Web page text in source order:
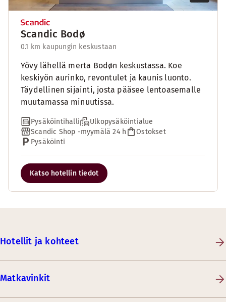
Scandic Bodø
0.1 km kaupungin keskustaan
Yövy lähellä merta Bodøn keskustassa. Koe
keskiyön aurinko, revontulet ja kaunis luonto.
Täydellinen sijainti, josta pääsee lentoasemalle
muutamassa minuutissa.
Pysäköintihalli
Ulkopysäköintialue
Scandic Shop -myymälä 24 h
Ostokset
Pysäköinti
Katso hotellin tiedot
Hotellit ja kohteet
Matkavinkit